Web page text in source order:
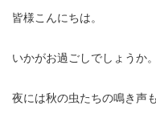
皆様こんにちは。
いかがお過ごしでしょうか。
夜には秋の虫たちの鳴き声